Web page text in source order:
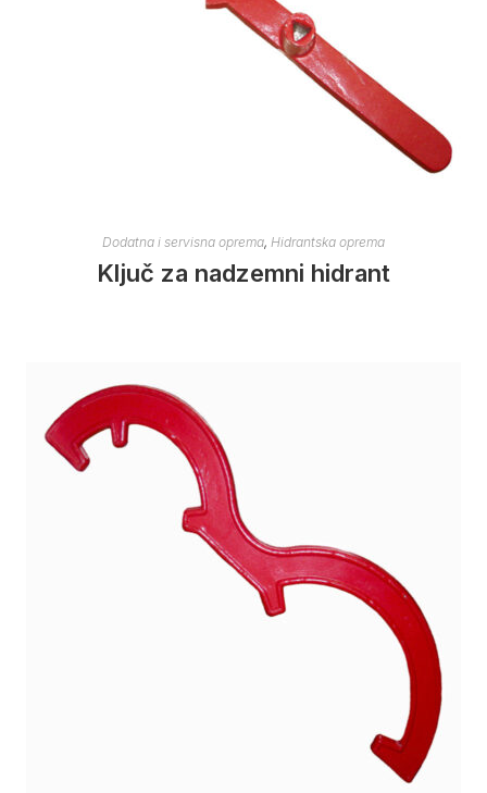
Dodatna i servisna oprema, Hidrantska oprema
Ključ za nadzemni hidrant